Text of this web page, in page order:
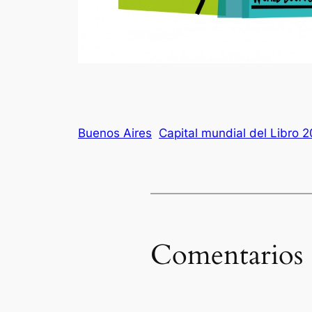
Buenos Aires Capital mundial del Libro
Comentarios